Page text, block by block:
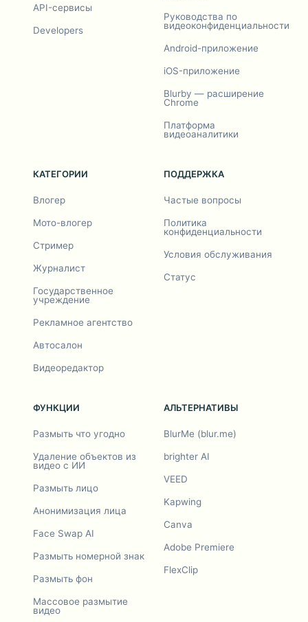
API-сервисы
Developers
Руководства по
видеоконфиденциальности
Android-приложение
iOS-приложение
Blurby — расширение
Chrome
Платформа
видеоаналитики
КАТЕГОРИИ
Влогер
Мото-влогер
Стример
Журналист
Государственное
учреждение
Рекламное агентство
Автосалон
Видеоредактор
ПОДДЕРЖКА
Частые вопросы
Политика
конфиденциальности
Условия обслуживания
Статус
ФУНКЦИИ
Размыть что угодно
Удаление объектов из
видео с ИИ
Размыть лицо
Анонимизация лица
Face Swap AI
Размыть номерной знак
Размыть фон
Массовое размытие
видео
АЛЬТЕРНАТИВЫ
BlurMe (blur.me)
brighter AI
VEED
Kapwing
Canva
Adobe Premiere
FlexClip